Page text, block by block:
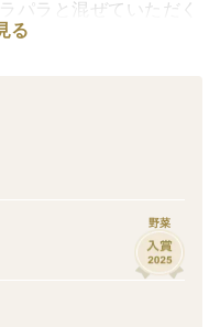
パラと混ぜていただく
す。お赤飯ではありま
色不良がみられます
る
野菜